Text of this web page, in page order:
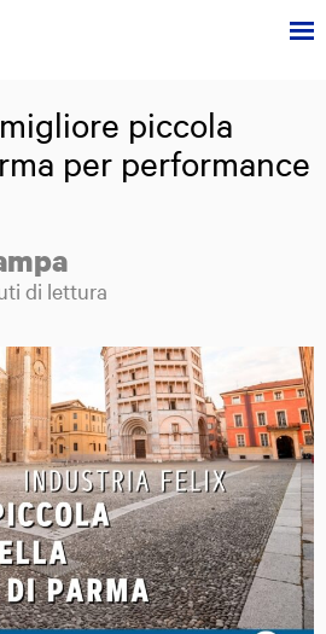
Menu
piccola
per performance
di lettura